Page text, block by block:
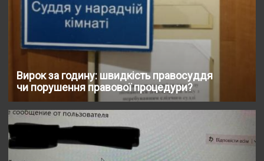
Вирок за годину: швидкість правосуддя
чи порушення правової процедури?